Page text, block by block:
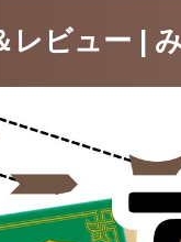
レビュー |